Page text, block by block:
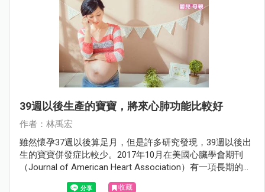
39週以後生產的寶寶，將來心肺功能比較好
作者：林禹宏
雖然懷孕37週以後算足月，但是許多研究發現，39週以後出
生的寶寶併發症比較少。2017年10月在美國心臟學會期刊
（Journal of American Heart Association）有一項長期的追
蹤研究發現，39週以後出生的寶寶將來的心肺功能也比較
收藏